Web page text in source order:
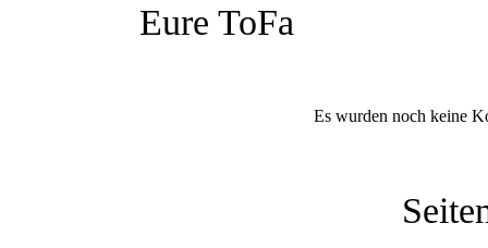
Eure ToFa
Es wurden noch keine